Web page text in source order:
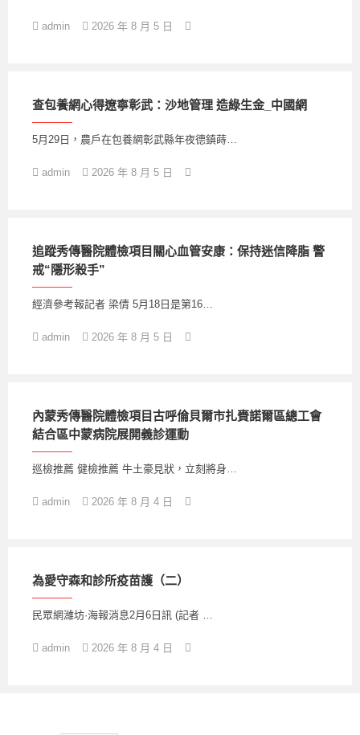
admin 2026 年 8 月 5 日
查包養網心得遼寧彰武：沙地管理 造綠生金_中國網
5月29日，農戶在包養網彰武縣年夜德鎮蒔…
admin 2026 年 8 月 5 日
追蹤秀傳醫院體檢項目關心血管安康：保持迷信降脂 警
戒“隱形殺手”
經濟參考報記者 梁倩 5月18日是第16…
admin 2026 年 8 月 5 日
內蒙秀傳醫院體檢項目古呼倫貝爾市扎賚諾爾區總工會
結合區中蒙病院展開義診運動
巡檢推薦 健檢推薦 牛土豪見狀，立刻將身…
admin 2026 年 8 月 4 日
為愛守森和診所疫苗護（二）
民眾網濰坊·海報消息2月6日訊 (記者 …
admin 2026 年 8 月 4 日